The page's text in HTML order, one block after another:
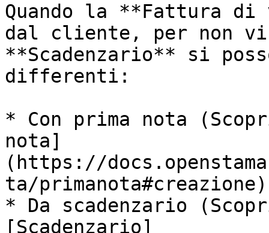
Quando la **Fattura
dal cliente, per non
**Scadenzario** si
differenti:
* Con prima nota
nota]
(https://
ta/
* Da scadenzario
[Scadenzario]